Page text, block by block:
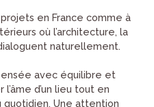
en France comme à
où l’architecture, la
naturellement.
avec équilibre et
d’un lieu tout en
quotidien. Une attention